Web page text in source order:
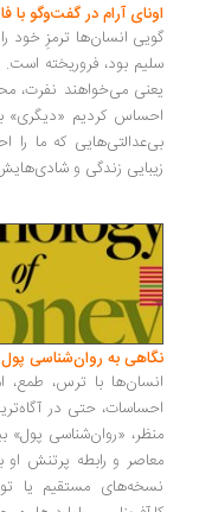
آرام در گفت‌وگو با فاروک
انسان‌ها ترمزِ خود را از
بود، فروریخته است. در
می‌خواهند نفرت، محورِ
کردیم «دیگری» بودن
که ما را احاطه
زندگی و شادی‌هایش...
به روان‌شناسی پول | ایما
با ترس، طمع،
حتی در آگاه‌ترین
«روان‌شناسی پول» بیش از
و رابطه پرتنش او با
مستقیم یا توصیه‌های